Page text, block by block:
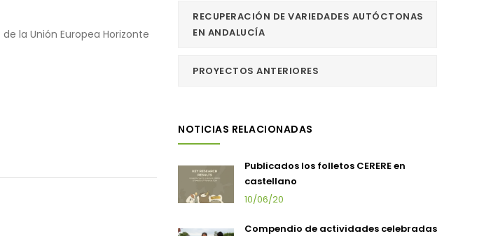
la Unión Europea Horizonte
RECUPERACIÓN DE VARIEDADES AUTÓCTONAS
EN ANDALUCÍA
PROYECTOS ANTERIORES
NOTICIAS RELACIONADAS
Publicados los folletos CERERE en
castellano
10/06/20
Compendio de actividades celebradas